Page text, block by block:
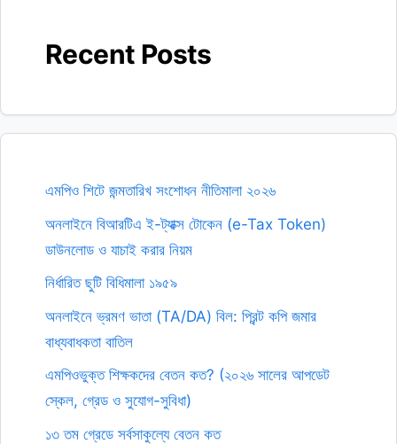
Recent Posts
এমপিও শিটে জন্মতারিখ সংশোধন নীতিমালা ২০২৬
অনলাইনে বিআরটিএ ই-ট্যাক্স টোকেন (e-Tax Token)
ডাউনলোড ও যাচাই করার নিয়ম
নির্ধারিত ছুটি বিধিমালা ১৯৫৯
অনলাইনে ভ্রমণ ভাতা (TA/DA) বিল: প্রিন্ট কপি জমার
বাধ্যবাধকতা বাতিল
এমপিওভুক্ত শিক্ষকদের বেতন কত? (২০২৬ সালের আপডেট
স্কেল, গ্রেড ও সুযোগ-সুবিধা)
১৩ তম গ্রেডে সর্বসাকুল্যে বেতন কত